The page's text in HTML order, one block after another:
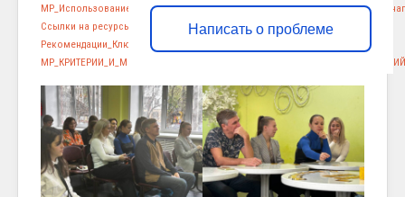
Написать о проблеме
Ссылки на ресурсы
Рекомендации_Ключевые_ресурсы_для_развития